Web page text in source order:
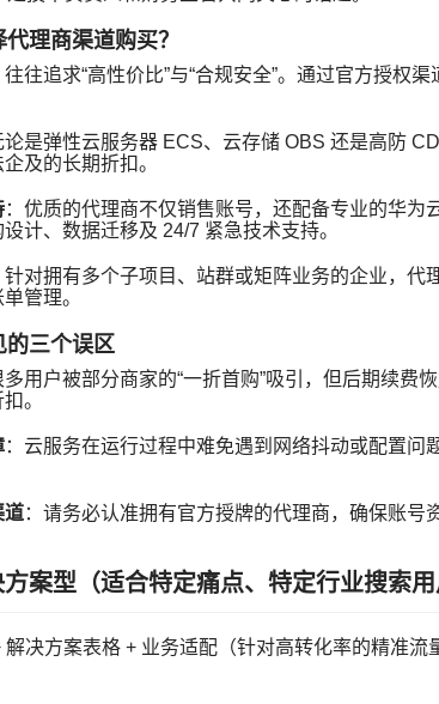
理商渠道购买？
往追求“高性价比”与“合规安全”。通过官方授权
论是弹性云服务器 ECS、云存储 OBS 还是高防
及的长期折扣。
：优质的代理商不仅销售账号，还配备专业的华为
计、数据迁移及 24/7 紧急技术支持。
针对拥有多个子项目、站群或矩阵业务的企业，代
管理。
的三个误区
多用户被部分商家的“一折首购”吸引，但后期续费
。
：云服务在运行过程中难免遇到网络抖动或配置问
道：请务必认准拥有官方授牌的代理商，确保账号
案型（适合特定痛点、特定行业搜索用
解决方案表格 + 业务适配（针对高转化率的精准流